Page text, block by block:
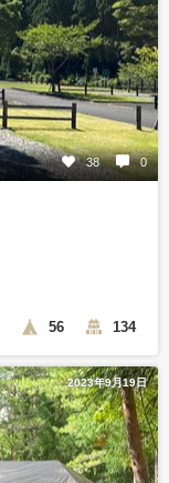
38 0
56 134
2023年9月19日